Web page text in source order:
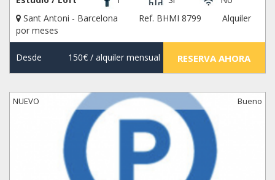
Sant Antoni - Barcelona
Ref. BHMI 8799
Alquiler
por meses
Desde 150€/ alquiler mensual RESERVA AHORA
NUEVO Bueno